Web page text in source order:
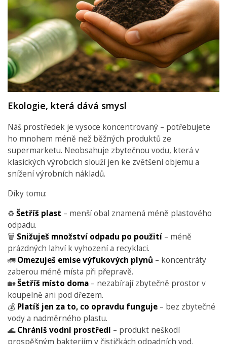
Ekologie, která dává smysl
Náš prostředek je vysoce koncentrovaný – potřebujete
ho mnohem méně než běžných produktů ze
supermarketu. Neobsahuje zbytečnou vodu, která v
klasických výrobcích slouží jen ke zvětšení objemu a
snížení výrobních nákladů.
Díky tomu:
♻️ Šetříš plast – menší obal znamená méně plastového
odpadu.
🗑️ Snižuješ množství odpadu po použití – méně
prázdných lahví k vyhození a recyklaci.
🚛Omezuješ emise výfukových plynů – koncentráty
zaberou méně místa při přepravě.
🏡Šetříš místo doma – nezabírají zbytečně prostor v
koupelně ani pod dřezem.
💰 Platíš jen za to, co opravdu funguje – bez zbytečné
vody a nadměrného plastu.
🌊Chráníš vodní prostředí – produkt neškodí